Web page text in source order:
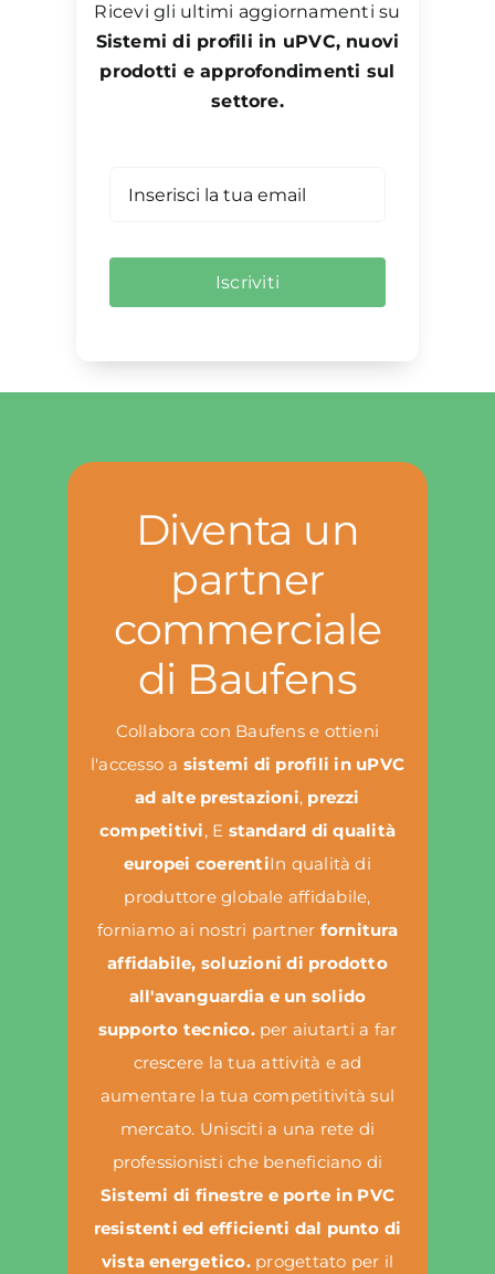
Ricevi gli ultimi aggiornamenti su
Sistemi di profili in uPVC, nuovi
prodotti e approfondimenti sul
settore.
Iscriviti
Diventa un
partner
commerciale
di Baufens
Collabora con Baufens e ottieni
l'accesso a sistemi di profili in uPVC
ad alte prestazioni, prezzi
competitivi, E standard di qualità
europei coerentiIn qualità di
produttore globale affidabile,
forniamo ai nostri partner fornitura
affidabile, soluzioni di prodotto
all'avanguardia e un solido
supporto tecnico.per aiutarti a far
crescere la tua attività e ad
aumentare la tua competitività sul
mercato. Unisciti a una rete di
professionisti che beneficiano di
Sistemi di finestre e porte in PVC
resistenti ed efficienti dal punto di
vista energetico.progettato per il